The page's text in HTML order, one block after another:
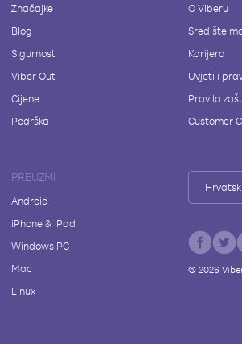
Značajke
Blog
Sigurnost
Viber Out
Cijene
Podrška
O Viberu
Središte
Karijera
Uvjeti i
Pravila
Customer
PREUZMI
Android
iPhone & iPad
Windows PC
Mac
Linux
Hrvatski
© 2026